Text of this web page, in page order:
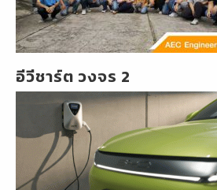
อีวีชาร์ต วงจร 2